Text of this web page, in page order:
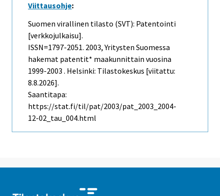
Viittausohje:
Suomen virallinen tilasto (SVT): Patentointi
[verkkojulkaisu].
ISSN=1797-2051. 2003, Yritysten Suomessa
hakemat patentit* maakunnittain vuosina
1999-2003 . Helsinki: Tilastokeskus [viitattu:
8.8.2026].
Saantitapa:
https://stat.fi/til/pat/2003/pat_2003_2004-
12-02_tau_004.html